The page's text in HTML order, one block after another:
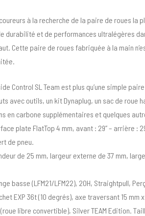
coureurs à la recherche de la paire de roues la
durabilité et de performances ultralégères
Cette paire de roues fabriquée à la main
Control SL Team est plus qu’une simple
avec outils, un kit Dynaplug, un sac de roue
en carbone supplémentaires et quelques
plate FlatTop 4 mm, avant : 29” – arrière :
de pneu.
de 25 mm, largeur externe de 37 mm,
basse (LFM21/LFM22), 20H, Straightpull,
EXP 36t (10 degrés), axe traversant 15 mm x
(roue libre convertible), Silver TEAM Edition.